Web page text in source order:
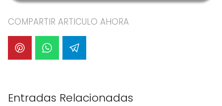
COMPARTIR ARTICULO AHORA
Entradas Relacionadas